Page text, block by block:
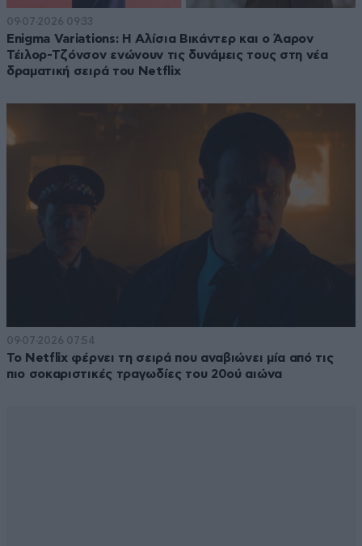
09·07·2026 09:33
Enigma Variations: Η Αλίσια Βικάντερ και ο Άαρον
Τέιλορ-Τζόνσον ενώνουν τις δυνάμεις τους στη νέα
δραματική σειρά του Netflix
09·07·2026 07:54
Το Netflix φέρνει τη σειρά που αναβιώνει μία από τις
πιο σοκαριστικές τραγωδίες του 20ού αιώνα